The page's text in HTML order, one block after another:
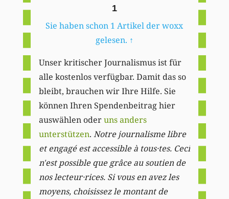
1
Sie haben schon 1 Artikel der woxx
gelesen. ↑
Unser kritischer Journalismus ist für
alle kostenlos verfügbar. Damit das so
bleibt, brauchen wir Ihre Hilfe. Sie
können Ihren Spendenbeitrag hier
auswählen oderuns anders
unterstützen. Notre journalisme libre
et engagé est accessible à tous·tes. Ceci
n'est possible que grâce au soutien de
nos lecteur·rices. Si vous en avez les
moyens, choisissez le montant de